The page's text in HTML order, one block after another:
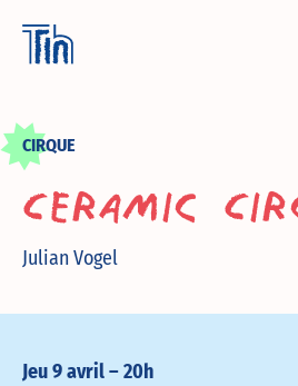
CIRQUE
Ceramic
Julian Vogel
Jeu 9 avril – 20h